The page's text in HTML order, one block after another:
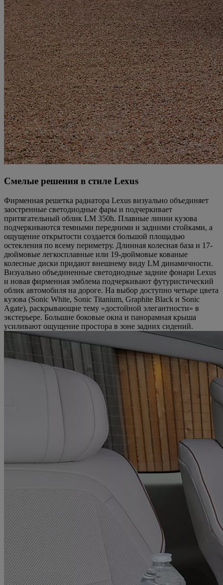
Смелые решения в стиле Lexus
Фирменная решетка радиатора Lexus визуально объединяет
заостренные светодиодные фары и подчеркивает
притягательный облик LM 350h. Плавные линии кузова
подчеркиваются темными передними и задними стойками, а
ощущение открытости создается большой площадью
остекления по всему периметру. Длинная колесная база и 17-
дюймовые легкосплавные или 19-дюймовые кованые
колесные диски придают внешнему виду LM динамичности.
Визуально объединенные светодиодные задние фонари Lexus
и новая фирменная эмблема подчеркивают футуристический
облик автомобиля на дороге. На выбор доступно четыре цвета
кузова (Sonic White, Sonic Titanium, Graphite Black и Sonic
Agate), раскрывающие тему «достойной элегантности» в
экстерьере. Большие боковые окна и панорамная крыша
усиливают ощущение простора в зоне задних сидений.